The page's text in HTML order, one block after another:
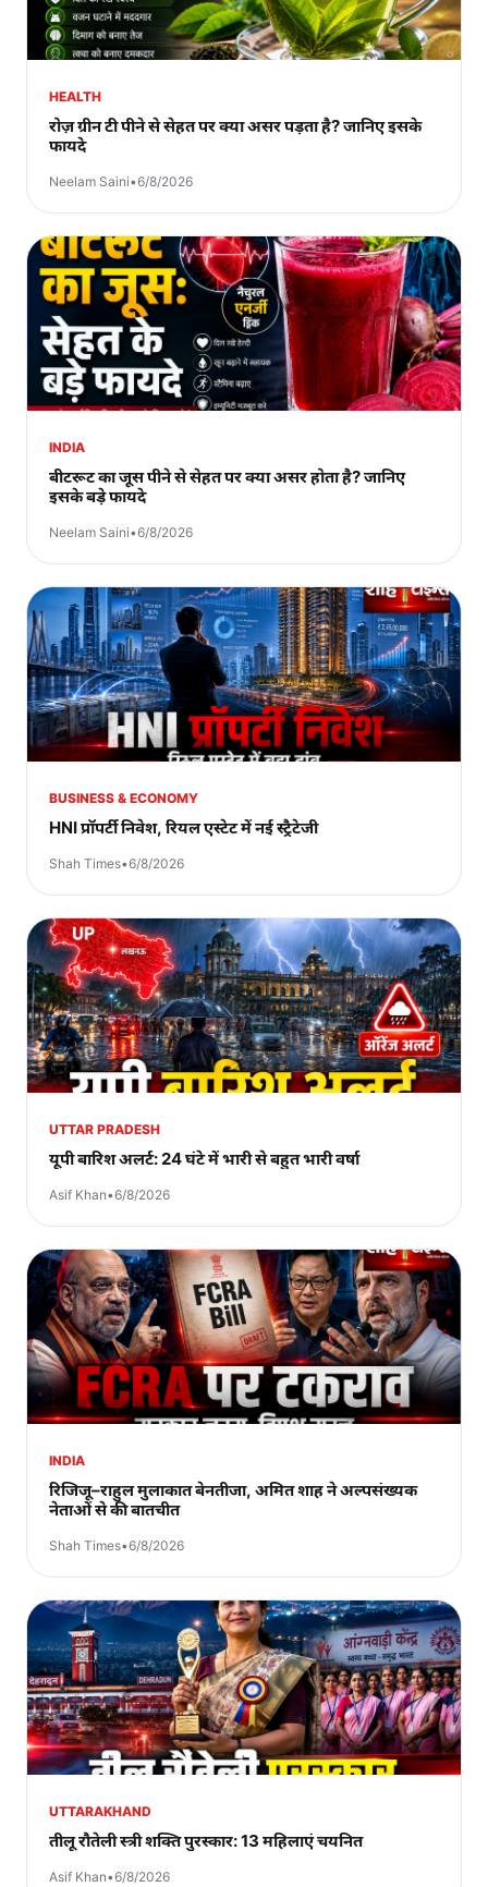
HEALTH
रोज़ ग्रीन टी पीने से सेहत पर क्या असर पड़ता है? जानिए इसके
फायदे
Neelam Saini•6/8/2026
INDIA
बीटरूट का जूस पीने से सेहत पर क्या असर होता है? जानिए
इसके बड़े फायदे
Neelam Saini•6/8/2026
BUSINESS & ECONOMY
HNI प्रॉपर्टी निवेश, रियल एस्टेट में नई स्ट्रैटेजी
Shah Times•6/8/2026
UTTAR PRADESH
यूपी बारिश अलर्ट: 24 घंटे में भारी से बहुत भारी वर्षा
Asif Khan•6/8/2026
INDIA
रिजिजू–राहुल मुलाकात बेनतीजा, अमित शाह ने अल्पसंख्यक
नेताओं से की बातचीत
Shah Times•6/8/2026
UTTARAKHAND
तीलू रौतेली स्त्री शक्ति पुरस्कार: 13 महिलाएं चयनित
Asif Khan•6/8/2026